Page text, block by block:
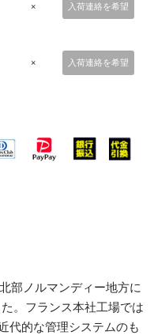
× 入荷連絡を希望
× 入荷連絡を希望
部ノルマンディー地方に
。フランス本社工場では
代的な管理システムのも